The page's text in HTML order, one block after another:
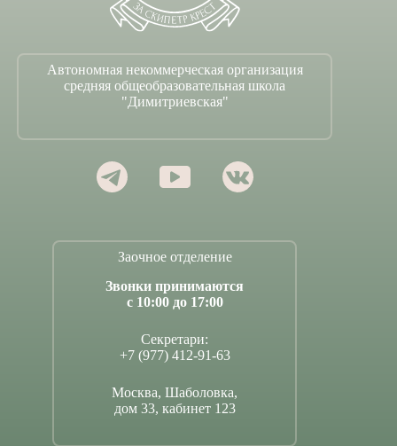
Автономная некоммерческая организация
средняя общеобразовательная школа
"Димитриевская"
Заочное отделение
Звонки принимаются
с 10:00 до 17:00
Секретари:
+7 (977) 412-91-63
Москва, Шаболовка,
дом 33, кабинет 123